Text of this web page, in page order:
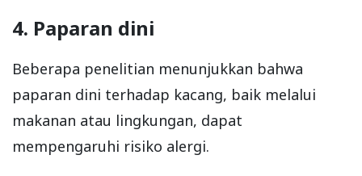
4. Paparan dini
Beberapa penelitian menunjukkan bahwa
paparan dini terhadap kacang, baik melalui
makanan atau lingkungan, dapat
mempengaruhi risiko alergi.